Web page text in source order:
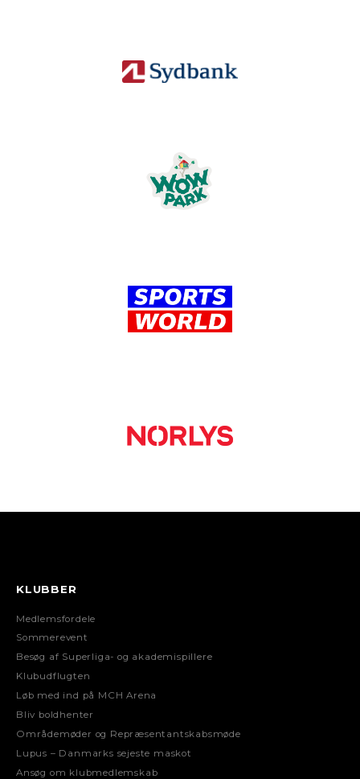
KLUBBER
Medlemsfordele
Sommerevent
Besøg af Superliga- og akademispillere
Klubudflugten
Løb med ind på MCH Arena
Bliv boldhenter
Områdemøder og Repræsentantskabsmøde
Lupus – Danmarks sejeste maskot
Ansøg om klubmedlemskab